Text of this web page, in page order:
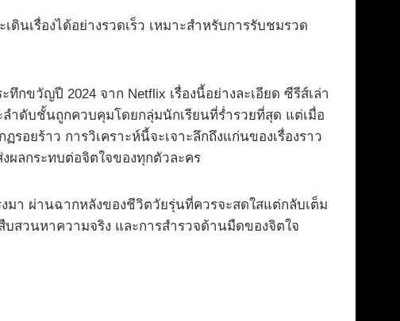
นเรื่องได้อย่างรวดเร็ว เหมาะสำหรับการรับชมรวด
กขวัญปี 2024 จาก Netflix เรื่องนี้อย่างละเอียด ซีรีส์เล่า
ำดับชั้นถูกควบคุมโดยกลุ่มนักเรียนที่ร่ำรวยที่สุด แต่เมื่อ
อยร้าว การวิเคราะห์นี้จะเจาะลึกถึงแก่นของเรื่องราว
ลกระทบต่อจิตใจของทุกตัวละคร
มา ผ่านฉากหลังของชีวิตวัยรุ่นที่ควรจะสดใสแต่กลับเต็ม
สวนหาความจริง และการสำรวจด้านมืดของจิตใจ